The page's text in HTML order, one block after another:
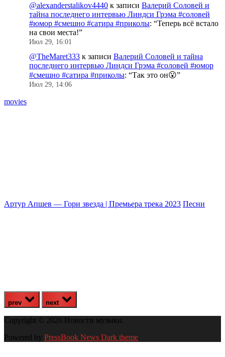
@alexanderstalikov4440 к записи Валерий Соловей и
тайна последнего интервью Линдси Грэма #соловей
#юмор #смешно #сатира #приколы: “Теперь всё встало
на свои места!”
Июл 29, 16:01
@TheMaret333 к записи Валерий Соловей и тайна
последнего интервью Линдси Грэма #соловей #юмор
#смешно #сатира #приколы: “Так это он😮”
Июл 29, 14:06
movies
Артур Апшев — Гори звезда | Премьера трека 2023 Песни
prev next
Copyright © 2026 Новости музыки.
Powered by PressBook News Dark theme